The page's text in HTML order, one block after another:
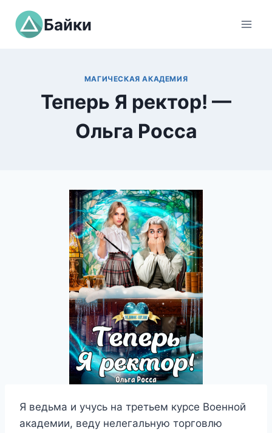
Перейти
содержимому
Байки
МАГИЧЕСКАЯ АКАДЕМИЯ
Теперь Я ректор! —
Ольга Росса
Я ведьма и учусь на третьем курсе Военной
академии, веду нелегальную торговлю